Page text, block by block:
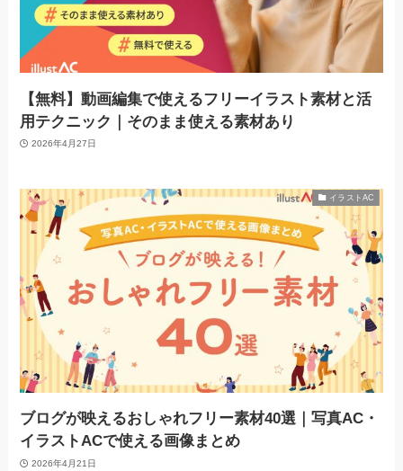
【無料】動画編集で使えるフリーイラスト素材と活
用テクニック｜そのまま使える素材あり
2026年4月27日
イラストAC
ブログが映えるおしゃれフリー素材40選｜写真AC・
イラストACで使える画像まとめ
2026年4月21日